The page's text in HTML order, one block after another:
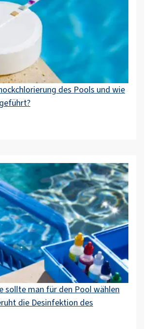
des Pools und wie
sollte man für den Pool wählen
die Desinfektion des